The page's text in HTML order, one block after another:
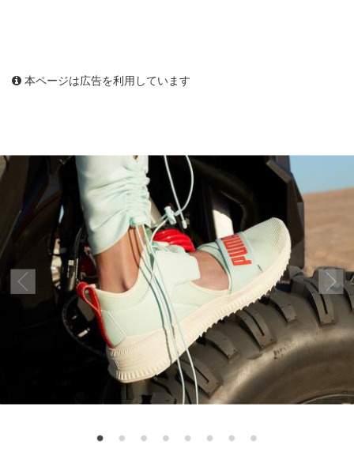
本ページは広告を利用しています